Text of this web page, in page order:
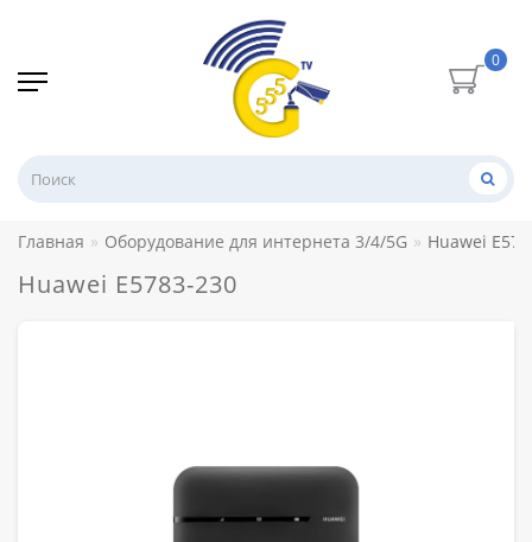
0
Главная Оборудование для интернета 3/4/5G Huawei
Huawei E5783-230